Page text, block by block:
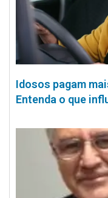
Idosos pagam
Entenda o que